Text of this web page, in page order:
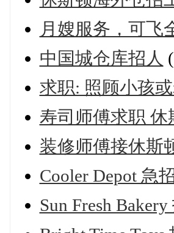
月嫂服务，可飞
中国城仓库招人
求职: 照顾小孩
寿司师傅求职
装修师傅接休斯
Cooler Depot 急
Sun Fresh